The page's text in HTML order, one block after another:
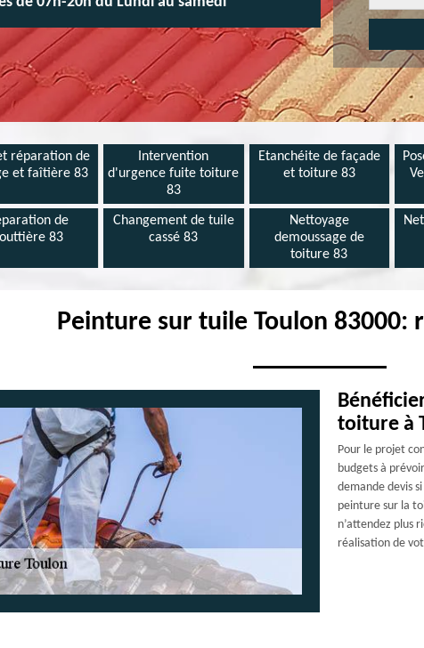
réparation de
et faîtière 83
Intervention
d'urgence fuite toiture
83
Etanchéite de façade
et toiture 83
de
83
Changement de tuile
cassé 83
Nettoyage
demoussage de
toiture 83
Peinture sur tuile Toulon 83000:
toiture à
Pour le projet
budgets à
demande devis
peinture sur la
n’attendez plus
réalisation de